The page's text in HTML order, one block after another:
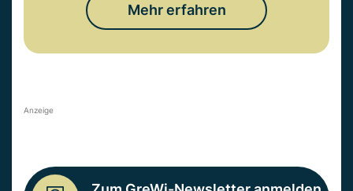
Mehr erfahren
Anzeige